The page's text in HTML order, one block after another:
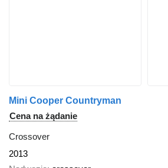
Mini Cooper Countryman
Cena na żądanie
Crossover
2013